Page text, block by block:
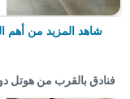
شاهد المزيد من أهم
فنادق بالقرب من هوتل